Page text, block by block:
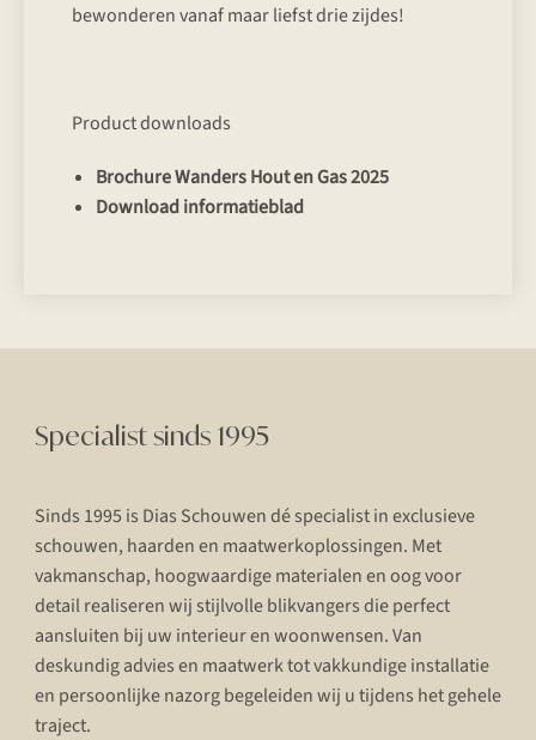
bewonderen vanaf maar liefst drie zijdes!
Product downloads
Brochure Wanders Hout en Gas 2025
Download informatieblad
Specialist sinds 1995
Sinds 1995 is Dias Schouwen dé specialist in exclusieve
schouwen, haarden en maatwerkoplossingen. Met
vakmanschap, hoogwaardige materialen en oog voor
detail realiseren wij stijlvolle blikvangers die perfect
aansluiten bij uw interieur en woonwensen. Van
deskundig advies en maatwerk tot vakkundige installatie
en persoonlijke nazorg begeleiden wij u tijdens het gehele
traject.